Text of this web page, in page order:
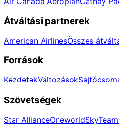
Átváltási partnerek
American AirlinesÖsszes
Források
KezdetekVáltozások
Szövetségek
Star AllianceOneworldSkyTeam